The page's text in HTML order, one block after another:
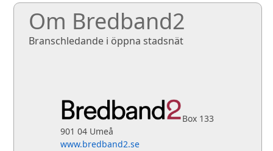
Om Bredband2
Branschledande i öppna stadsnät
Box 133
901 04 Umeå
www.bredband2.se